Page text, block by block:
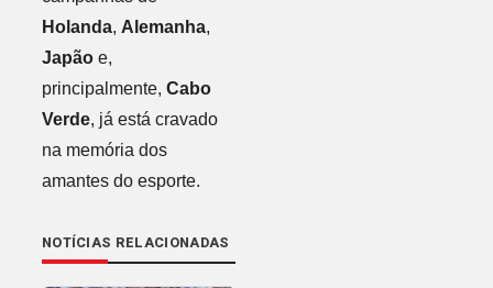
Holanda, Alemanha,
Japãoe,
principalmente, Cabo
Verde, já está cravado
na memória dos
amantes do esporte.
NOTÍCIAS RELACIONADAS